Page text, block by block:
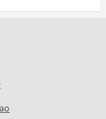
กรุงเทพ